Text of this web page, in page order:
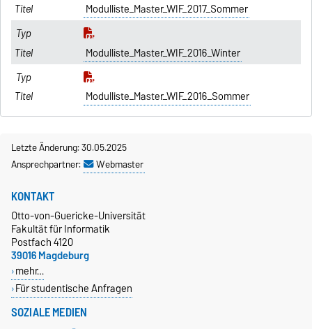
Modulliste_Master_WIF_2017_Sommer
Modulliste_Master_WIF_2016_Winter
Modulliste_Master_WIF_2016_Sommer
Letzte Änderung: 30.05.2025
Ansprechpartner:
Webmaster
SOZIALE MEDIEN
KONTAKT
Otto-von-Guericke-Universität
Fakultät für Informatik
Postfach 4120
39016 Magdeburg
mehr…
Für studentische Anfragen